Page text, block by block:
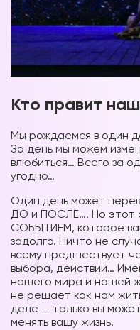
Кто правит
Мы рождаемся в один
За день мы можем
влюбиться… Всего за
угодно…
Один день может
ДО и ПОСЛЕ…. Но этот
СОБЫТИЕМ, которое
задолго. Ничто не
всему предшествует
выбора, действий…
нашего мира и нашей
не решает как нам
деле — только вы
менять вашу жизнь.